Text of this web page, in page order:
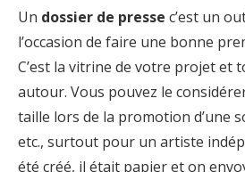
Un dossier de presse c’est un
l’occasion de faire une bonne
C’est la vitrine de votre projet et
autour. Vous pouvez le
taille lors de la promotion d’une
etc., surtout pour un artiste
été créé, il était papier et on